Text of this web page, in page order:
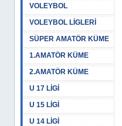
VOLEYBOL
VOLEYBOL LİGLERİ
SÜPER AMATÖR KÜME
1.AMATÖR KÜME
2.AMATÖR KÜME
U 17 LİGİ
U 15 LİGİ
U 14 LİGİ